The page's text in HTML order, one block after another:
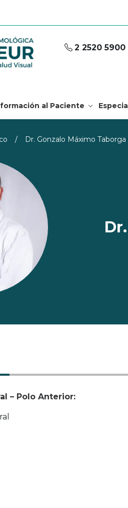
2 2520 5900
al Paciente
/ Dr. Gonzalo Máximo Taborga
– Polo Anterior: